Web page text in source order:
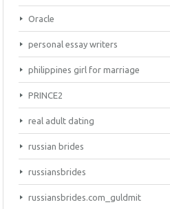
Oracle
personal essay writers
philippines girl for marriage
PRINCE2
real adult dating
russian brides
russiansbrides
russiansbrides.com_guldmit